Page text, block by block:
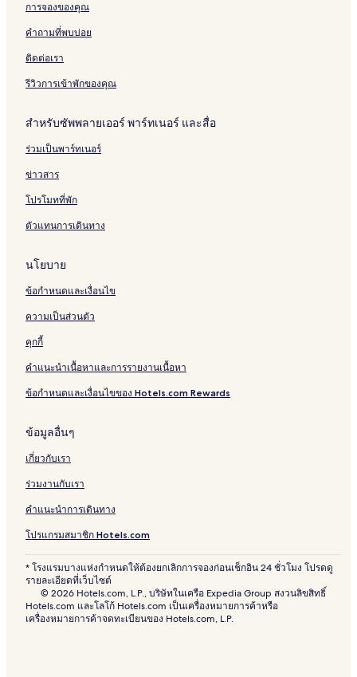
การจองของคุณ
คำถามที่พบบ่อย
ติดต่อเรา
รีวิวการเข้าพักของคุณ
สำหรับซัพพลายเออร์ พาร์ทเนอร์ และสื่อ
ร่วมเป็นพาร์ทเนอร์
ข่าวสาร
โปรโมทที่พัก
ตัวแทนการเดินทาง
นโยบาย
ข้อกำหนดและเงื่อนไข
ความเป็นส่วนตัว
คุกกี้
คำแนะนำเนื้อหาและการรายงานเนื้อหา
ข้อกำหนดและเงื่อนไขของ Hotels.com Rewards
ข้อมูลอื่นๆ
เกี่ยวกับเรา
ร่วมงานกับเรา
คำแนะนำการเดินทาง
โปรแกรมสมาชิก Hotels.com
* โรงแรมบางแห่งกำหนดให้ต้องยกเลิกการจองก่อนเช็กอิน 24 ชั่วโมง โปรดดู
รายละเอียดที่เว็บไซต์
© 2026 Hotels.com, L.P., บริษัทในเครือ Expedia Group สงวนลิขสิทธิ์
Hotels.com และโลโก้ Hotels.com เป็นเครื่องหมายการค้าหรือ
เครื่องหมายการค้าจดทะเบียนของ Hotels.com, L.P.